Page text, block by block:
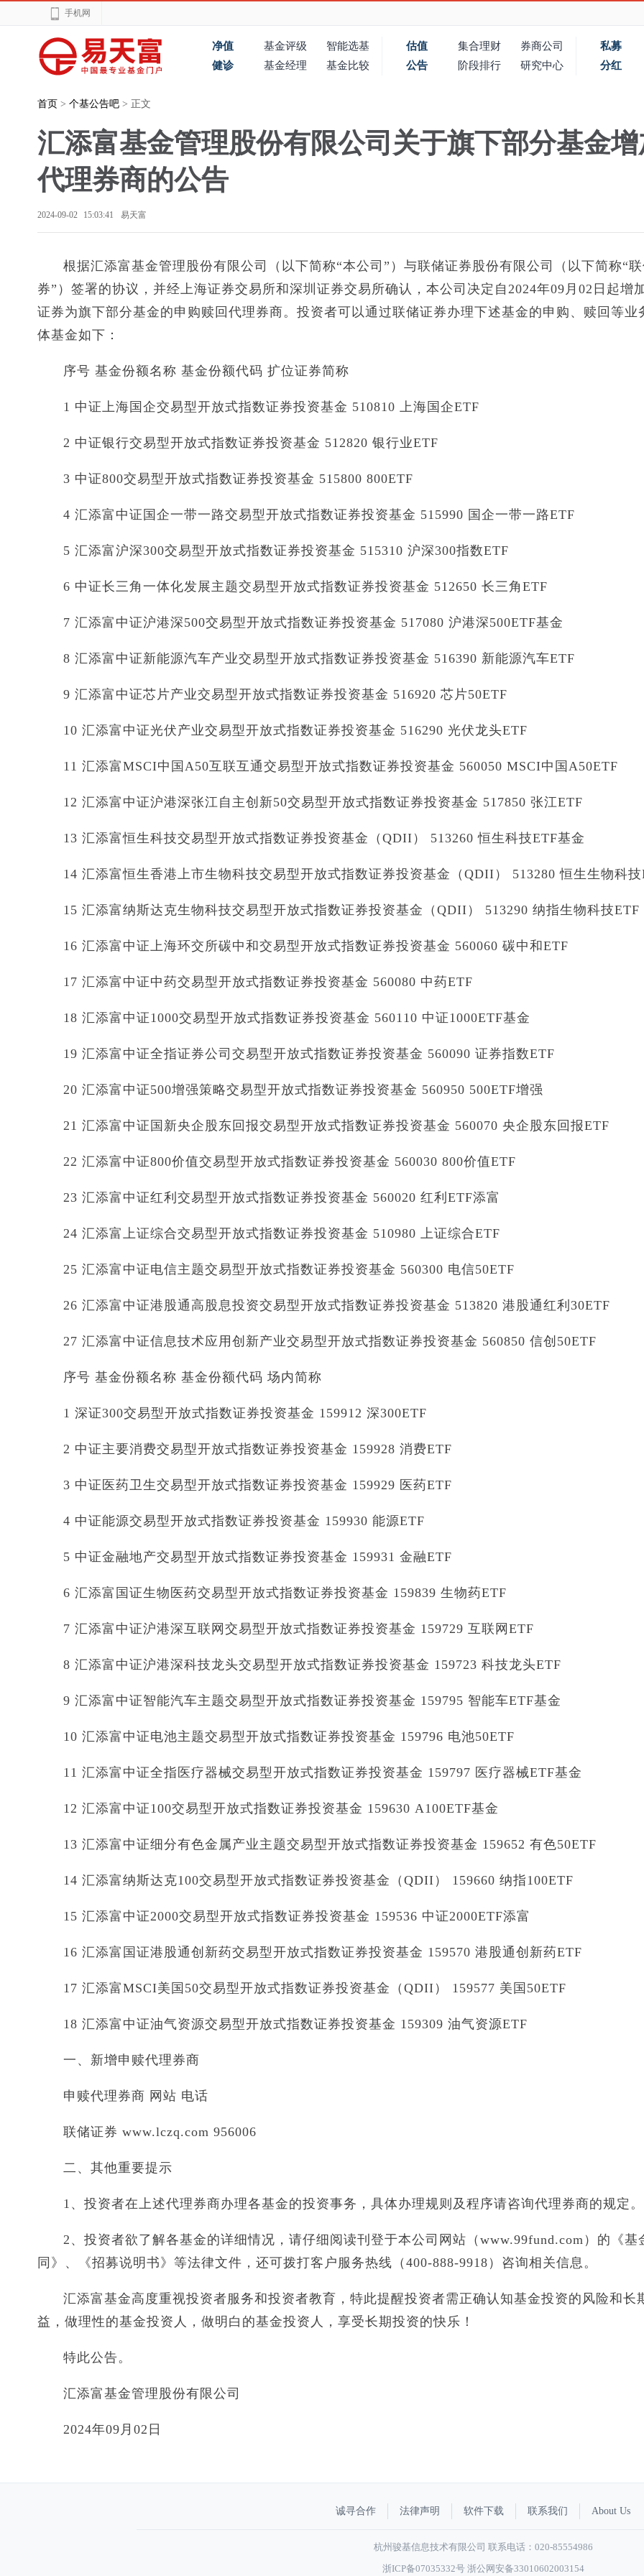
手机网
净值 基金评级
智能选基
健诊
基金经理 基金比较
估值 集合理财
券商公司
公告
阶段排行 研究中心
私募
分红
首页 > 个基公告吧 > 正文
汇添富基金管理股份有限公司关于旗下部分基金
代理券商的公告
2024-09-02 15:03:41 易天富
根据汇添富基金管理股份有限公司（以下简称“本公司”）与联储证券股份有限公司（以下简称“
券”）签署的协议，并经上海证券交易所和深圳证券交易所确认，本公司决定自2024年09月02日起增
证券为旗下部分基金的申购赎回代理券商。投资者可以通过联储证券办理下述基金的申购、赎回等业
体基金如下：
序号 基金份额名称 基金份额代码 扩位证券简称
1 中证上海国企交易型开放式指数证券投资基金 510810 上海国企ETF
2 中证银行交易型开放式指数证券投资基金 512820 银行业ETF
3 中证800交易型开放式指数证券投资基金 515800 800ETF
4 汇添富中证国企一带一路交易型开放式指数证券投资基金 515990 国企一带一路ETF
5 汇添富沪深300交易型开放式指数证券投资基金 515310 沪深300指数ETF
6 中证长三角一体化发展主题交易型开放式指数证券投资基金 512650 长三角ETF
7 汇添富中证沪港深500交易型开放式指数证券投资基金 517080 沪港深500ETF基金
8 汇添富中证新能源汽车产业交易型开放式指数证券投资基金 516390 新能源汽车ETF
9 汇添富中证芯片产业交易型开放式指数证券投资基金 516920 芯片50ETF
10 汇添富中证光伏产业交易型开放式指数证券投资基金 516290 光伏龙头ETF
11 汇添富MSCI中国A50互联互通交易型开放式指数证券投资基金 560050 MSCI中国A50ETF
12 汇添富中证沪港深张江自主创新50交易型开放式指数证券投资基金 517850 张江ETF
13 汇添富恒生科技交易型开放式指数证券投资基金（QDII） 513260 恒生科技ETF基金
14 汇添富恒生香港上市生物科技交易型开放式指数证券投资基金（QDII） 513280 恒生生物科
15 汇添富纳斯达克生物科技交易型开放式指数证券投资基金（QDII） 513290 纳指生物科技ETF
16 汇添富中证上海环交所碳中和交易型开放式指数证券投资基金 560060 碳中和ETF
17 汇添富中证中药交易型开放式指数证券投资基金 560080 中药ETF
18 汇添富中证1000交易型开放式指数证券投资基金 560110 中证1000ETF基金
19 汇添富中证全指证券公司交易型开放式指数证券投资基金 560090 证券指数ETF
20 汇添富中证500增强策略交易型开放式指数证券投资基金 560950 500ETF增强
21 汇添富中证国新央企股东回报交易型开放式指数证券投资基金 560070 央企股东回报ETF
22 汇添富中证800价值交易型开放式指数证券投资基金 560030 800价值ETF
23 汇添富中证红利交易型开放式指数证券投资基金 560020 红利ETF添富
24 汇添富上证综合交易型开放式指数证券投资基金 510980 上证综合ETF
25 汇添富中证电信主题交易型开放式指数证券投资基金 560300 电信50ETF
26 汇添富中证港股通高股息投资交易型开放式指数证券投资基金 513820 港股通红利30ETF
27 汇添富中证信息技术应用创新产业交易型开放式指数证券投资基金 560850 信创50ETF
序号 基金份额名称 基金份额代码 场内简称
1 深证300交易型开放式指数证券投资基金 159912 深300ETF
2 中证主要消费交易型开放式指数证券投资基金 159928 消费ETF
3 中证医药卫生交易型开放式指数证券投资基金 159929 医药ETF
4 中证能源交易型开放式指数证券投资基金 159930 能源ETF
5 中证金融地产交易型开放式指数证券投资基金 159931 金融ETF
6 汇添富国证生物医药交易型开放式指数证券投资基金 159839 生物药ETF
7 汇添富中证沪港深互联网交易型开放式指数证券投资基金 159729 互联网ETF
8 汇添富中证沪港深科技龙头交易型开放式指数证券投资基金 159723 科技龙头ETF
9 汇添富中证智能汽车主题交易型开放式指数证券投资基金 159795 智能车ETF基金
10 汇添富中证电池主题交易型开放式指数证券投资基金 159796 电池50ETF
11 汇添富中证全指医疗器械交易型开放式指数证券投资基金 159797 医疗器械ETF基金
12 汇添富中证100交易型开放式指数证券投资基金 159630 A100ETF基金
13 汇添富中证细分有色金属产业主题交易型开放式指数证券投资基金 159652 有色50ETF
14 汇添富纳斯达克100交易型开放式指数证券投资基金（QDII） 159660 纳指100ETF
15 汇添富中证2000交易型开放式指数证券投资基金 159536 中证2000ETF添富
16 汇添富国证港股通创新药交易型开放式指数证券投资基金 159570 港股通创新药ETF
17 汇添富MSCI美国50交易型开放式指数证券投资基金（QDII） 159577 美国50ETF
18 汇添富中证油气资源交易型开放式指数证券投资基金 159309 油气资源ETF
一、新增申赎代理券商
申赎代理券商 网站 电话
联储证券 www.lczq.com 956006
二、其他重要提示
1、投资者在上述代理券商办理各基金的投资事务，具体办理规则及程序请咨询代理券商的规定。
2、投资者欲了解各基金的详细情况，请仔细阅读刊登于本公司网站（www.99fund.com）的《基
同》、《招募说明书》等法律文件，还可拨打客户服务热线（400-888-9918）咨询相关信息。
汇添富基金高度重视投资者服务和投资者教育，特此提醒投资者需正确认知基金投资的风险和长
益，做理性的基金投资人，做明白的基金投资人，享受长期投资的快乐！
特此公告。
汇添富基金管理股份有限公司
2024年09月02日
诚寻合作 法律声明 软件下载 联系我们 About Us
杭州骏基信息技术有限公司 联系电话：020-85554986
浙ICP备07035332号 浙公网安备33010602003154